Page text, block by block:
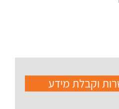
וקבלת מידע